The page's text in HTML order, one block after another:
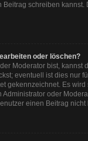
schreiben
oder löschen?
Moderator bist,
eventuell ist dies nur
gekennzeichnet. Es
oder
einen Beitrag